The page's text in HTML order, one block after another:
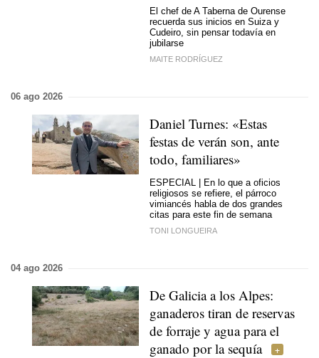
El chef de A Taberna de Ourense
recuerda sus inicios en Suiza y
Cudeiro, sin pensar todavía en
jubilarse
MAITE RODRÍGUEZ
06 ago 2026
Daniel Turnes: «Estas
festas de verán son, ante
todo, familiares»
ESPECIAL | En lo que a oficios
religiosos se refiere, el párroco
vimiancés habla de dos grandes
citas para este fin de semana
TONI LONGUEIRA
04 ago 2026
De Galicia a los Alpes:
ganaderos tiran de reservas
de forraje y agua para el
ganado por la sequía